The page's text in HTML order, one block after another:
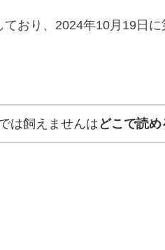
おり、2024年10月19日に
は飼えませんはどこで読め